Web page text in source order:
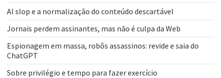
AI slop e a normalização do conteúdo descartável
Jornais perdem assinantes, mas não é culpa da Web
Espionagem em massa, robôs assassinos: revide e saia do
ChatGPT
Sobre privilégio e tempo para fazer exercício